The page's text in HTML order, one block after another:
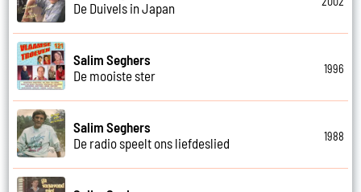
De Duivels in Japan
Salim Seghers
De mooiste ster
1996
Salim Seghers
De radio speelt ons liefdeslied
1988